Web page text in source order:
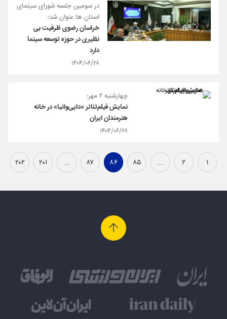
در سومین جلسه شورای سینمای
استان ها عنوان شد؛
خراسان رضوی ظرفیت بی
نظیری در حوزه توسعه سینما
دارد
۱۴۰۴/۰۶/۲۸
چهارشنبه ۲ مهر؛
نمایش فیلم‌تئاتر «دایی‌وانیا» در خانه
هنرمندان ایران
۱۴۰۴/۰۶/۲۸
۱ ۲ ... ۸۵ ۸۶ ۸۷ ... ۲۰۱ ۲۰۲